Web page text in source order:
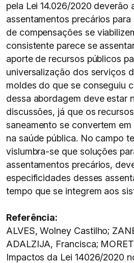
pela Lei 14.026/2020 deverão
assentamentos precários
de compensações se
consistente parece se
aporte de recursos públicos
universalização dos serviços
moldes do que se conseguiu
dessa abordagem deve estar
discussões, já que os
saneamento se convertem
na saúde pública. No campo
vislumbra-se que soluções
assentamentos precários,
especificidades desses
tempo que se integrem aos
Referência:
ALVES, Wolney Castilho;
ADALZIJA, Francisca;
Impactos da Lei 14026/2020